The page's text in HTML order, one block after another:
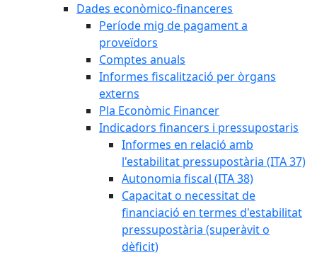
Dades econòmico-financeres
Període mig de pagament a
proveïdors
Comptes anuals
Informes fiscalització per òrgans
externs
Pla Econòmic Financer
Indicadors financers i pressupostaris
Informes en relació amb
l'estabilitat pressupostària (ITA 37)
Autonomia fiscal (ITA 38)
Capacitat o necessitat de
financiació en termes d'estabilitat
pressupostària (superàvit o
dèficit)